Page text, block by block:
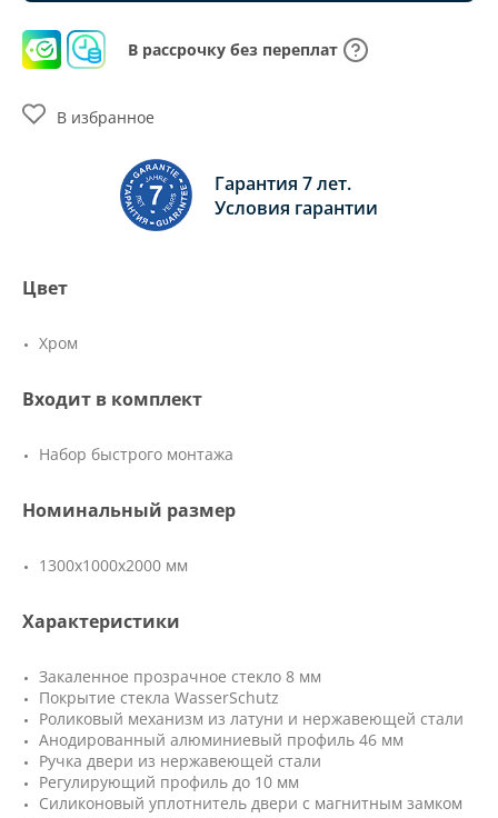
В рассрочку без переплат
Гарантия 7 лет.
Условия гарантии
В избранное
Цвет
Хром
Входит в комплект
Набор быстрого монтажа
Номинальный размер
1300x1000x2000 мм
Характеристики
Закаленное прозрачное стекло 8 мм
Покрытие стекла WasserSchutz
Роликовый механизм из латуни и нержавеющей стали
Анодированный алюминиевый профиль 46 мм
Ручка двери из нержавеющей стали
Регулирующий профиль до 10 мм
Силиконовый уплотнитель двери с магнитным замком